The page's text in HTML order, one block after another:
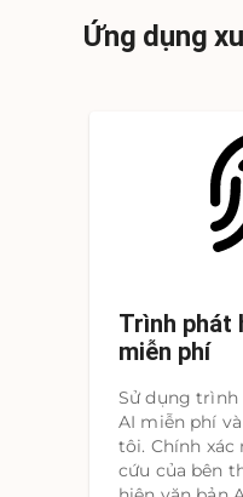
Ứng dụng
Trình phát
miễn phí
Sử dụng trình
AI miễn phí
tôi. Chính
cứu của bên